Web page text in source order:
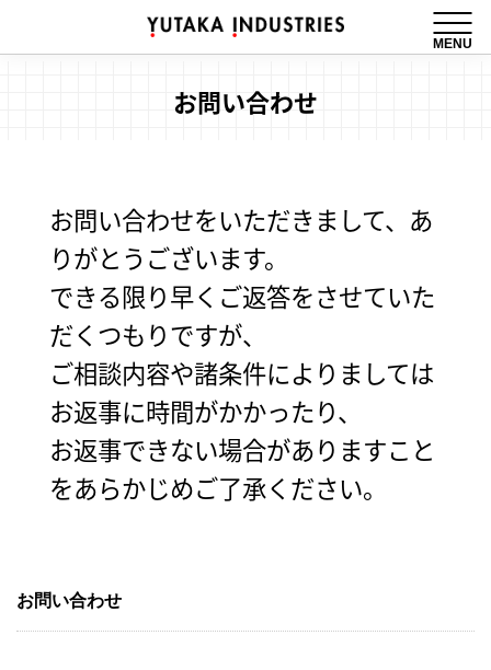
MENU
お問い合わせ
お問い合わせをいただきまして、あ
りがとうございます。
できる限り早くご返答をさせていた
だくつもりですが、
ご相談内容や諸条件によりましては
お返事に時間がかかったり、
お返事できない場合がありますこと
をあらかじめご了承ください。
お問い合わせ